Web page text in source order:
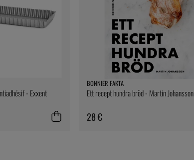
- Exxent
BONNIER FAKTA
Ett recept hundra bröd - Martin Johansson
28 €